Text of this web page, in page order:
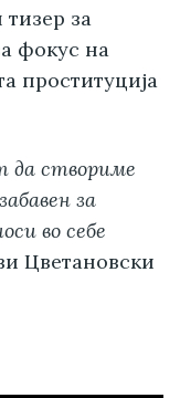
за
фокус на
проституција
да створиме
за
во себе
Цветановски